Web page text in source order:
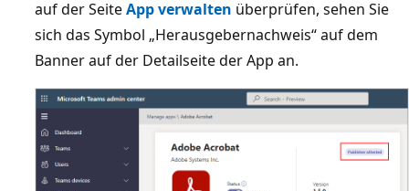
auf der SeiteApp verwalten überprüfen, sehen Sie
sich das Symbol „Herausgebernachweis“ auf dem
Banner auf der Detailseite der App an.